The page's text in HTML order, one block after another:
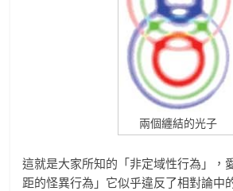
兩個纏結的光子
這就是大家所知的「非定域性行為」，
距的怪異行為」它似乎違反了相對論中